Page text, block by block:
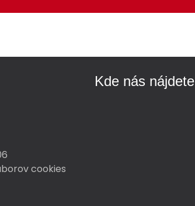
cookies
Kde nás nájdete